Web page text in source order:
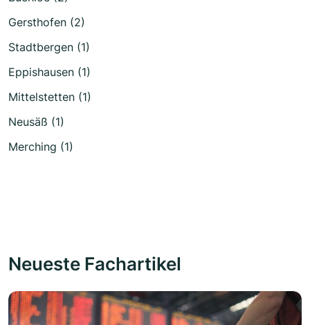
Gersthofen (2)
Stadtbergen (1)
Eppishausen (1)
Mittelstetten (1)
Neusäß (1)
Merching (1)
Neueste Fachartikel